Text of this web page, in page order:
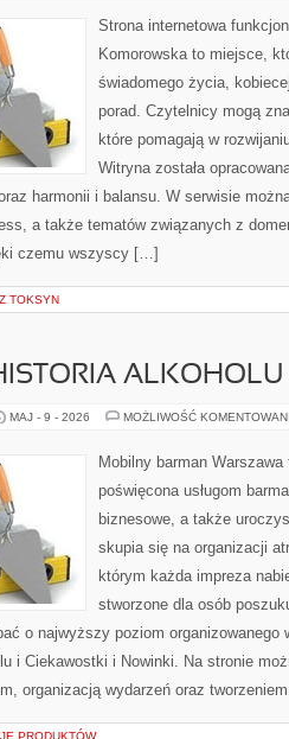
Strona internetowa
Komorowska to miejsce,
świadomego życia,
porad. Czytelnicy mogą
które pomagają w
Witryna została
harmonii i balansu. W serwisie
a także tematów związanych z
czemu wszyscy […]
TOKSYN
ALKOHOLU
MAJ - 9 - 2026 MOŻLIWOŚĆ
Mobilny barman
poświęcona usługom
biznesowe, a także
skupia się na organizacji
którym każda impreza
stworzone dla osób
o najwyższy poziom organizowanego
i Ciekawostki i Nowinki. Na stronie
organizacją wydarzeń oraz
PRODUKTÓW